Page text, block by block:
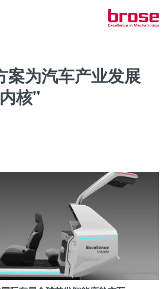
案为汽车产业发展
核"